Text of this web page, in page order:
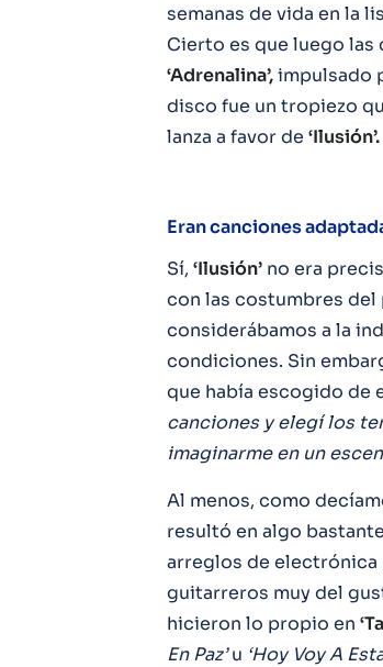
semanas de vida en la
Cierto es que luego las
‘Adrenalina’,impulsado
disco fue un tropiezo
lanza a favor de ‘Ilusión’.
Eran canciones
Sí, ‘Ilusión’ no era
con las costumbres
considerábamos a la
condiciones. Sin
que había escogido de
canciones y elegí los
imaginarme en un
Al menos, como
resultó en algo
arreglos de electrónica
guitarreros muy del
hicieron lo propio en
En Paz’u ‘Hoy Voy A